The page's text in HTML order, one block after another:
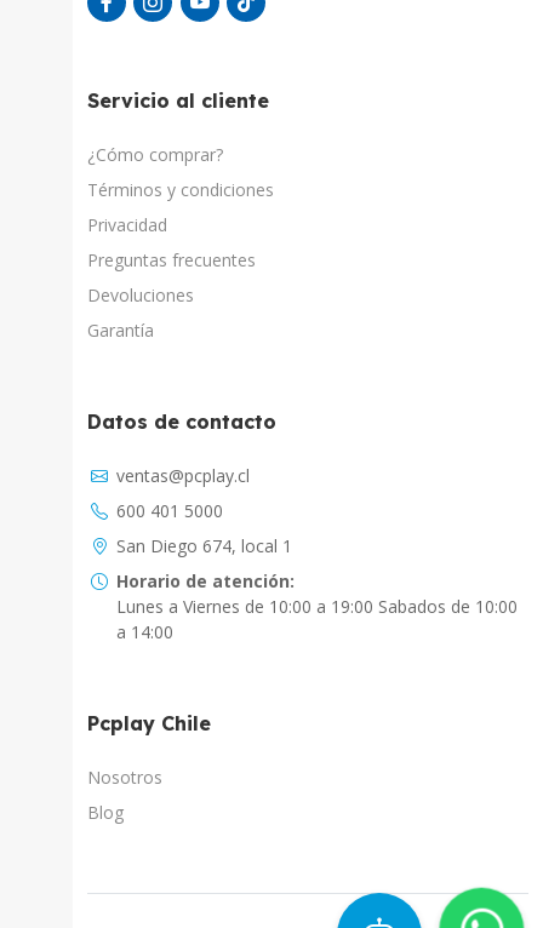
Servicio al cliente
¿Cómo comprar?
Términos y condiciones
Privacidad
Preguntas frecuentes
Devoluciones
Garantía
Datos de contacto
ventas@pcplay.cl
600 401 5000
San Diego 674, local 1
Horario de atención:
Lunes a Viernes de 10:00 a 19:00 Sabados de 10:00
a 14:00
Pcplay Chile
Nosotros
Blog
Chat con IA
PcPlay Santiago / Web
Hola soy Freddy, en que puedo ayudarte...
PcPlay Santiago / Tienda
PCPlay Osorno